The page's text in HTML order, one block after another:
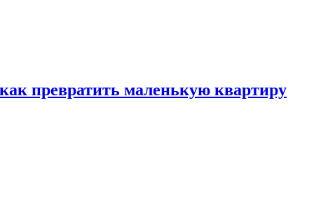
превратить маленькую квартиру